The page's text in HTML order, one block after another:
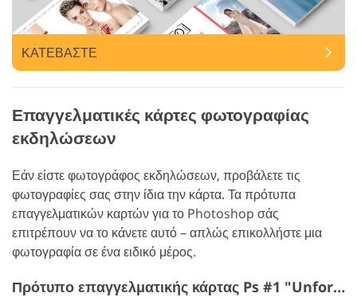
ΚΑΤΕΒΑΣΤΕ
Επαγγελματικές κάρτες φωτογραφίας
εκδηλώσεων
Εάν είστε φωτογράφος εκδηλώσεων, προβάλετε τις
φωτογραφίες σας στην ίδια την κάρτα. Τα πρότυπα
επαγγελματικών καρτών για το Photoshop σάς
επιτρέπουν να το κάνετε αυτό – απλώς επικολλήστε μια
φωτογραφία σε ένα ειδικό μέρος.
Πρότυπο επαγγελματικής κάρτας Ps #1 "Unforgettable Experiences"